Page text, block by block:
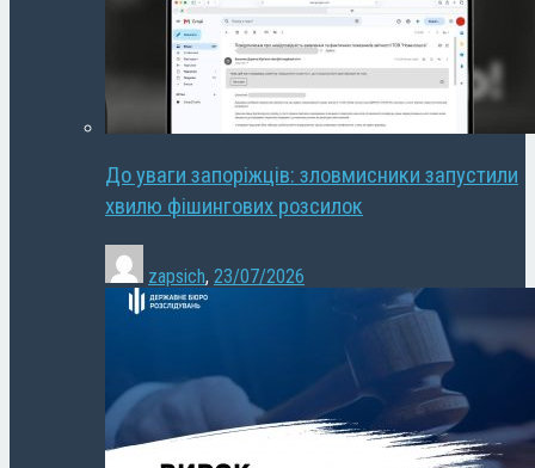
До уваги запоріжців: зловмисники запустили
хвилю фішингових розсилок
zapsich, 23/07/2026